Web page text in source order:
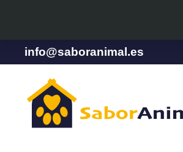
contenidoinfo@saboranimal.es